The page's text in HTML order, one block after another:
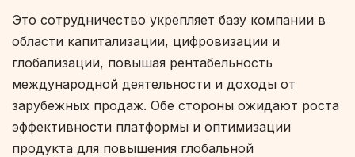
Это сотрудничество укрепляет базу компании в
области капитализации, цифровизации и
глобализации, повышая рентабельность
международной деятельности и доходы от
зарубежных продаж. Обе стороны ожидают роста
эффективности платформы и оптимизации
продукта для повышения глобальной